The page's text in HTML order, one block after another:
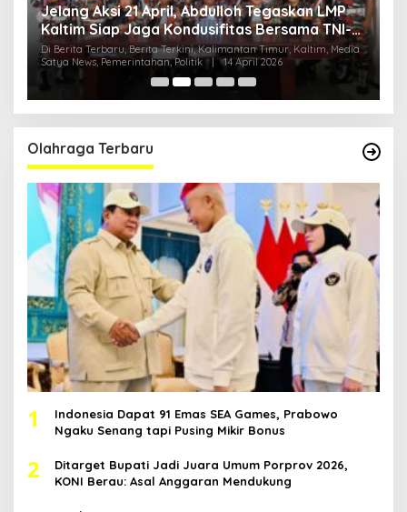
Jelang Aksi 21 April, Abdulloh Tegaskan LMP
Kaltim Siap Jaga Kondusifitas Bersama TNI-
Polri
Di Berita Terbaru, Berita Terkini, Kalimantan Timur, Kaltim, Media
Satya News, Pemerintahan, Politik
| 14 April 2026
Olahraga Terbaru
1
Indonesia Dapat 91 Emas SEA Games, Prabowo
Ngaku Senang tapi Pusing Mikir Bonus
2
Ditarget Bupati Jadi Juara Umum Porprov 2026,
KONI Berau: Asal Anggaran Mendukung